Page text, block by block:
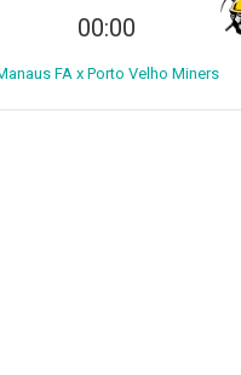
00:00
FA x Porto Velho Miners